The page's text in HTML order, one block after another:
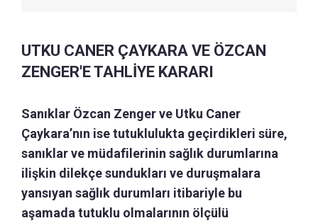
UTKU CANER ÇAYKARA VE ÖZCAN
ZENGER'E TAHLİYE KARARI
Sanıklar Özcan Zenger ve Utku Caner
Çaykara’nın ise tutuklulukta geçirdikleri süre,
sanıklar ve müdafilerinin sağlık durumlarına
ilişkin dilekçe sundukları ve duruşmalara
yansıyan sağlık durumları itibariyle bu
aşamada tutuklu olmalarının ölçülü